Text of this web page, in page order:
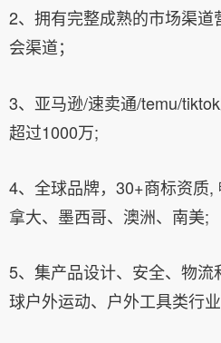
2、拥有完整成熟的市场渠
会渠道；
3、亚马逊/速卖通/temu/
超过1000万;
4、全球品牌，30+商标资质
拿大、墨西哥、澳洲、南美;
5、集产品设计、安全、物
球户外运动、户外工具类行